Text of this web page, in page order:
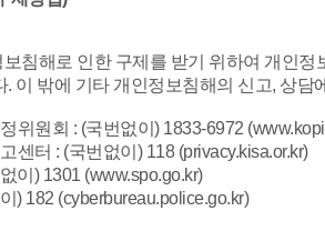
침해로 인한 구제를 받기 위하여 개인
. 이 밖에 기타 개인정보침해의 신고, 상
위원회 : (국번없이) 1833-6972
센터 : (국번없이) 118 (privacy.kisa.or.kr)
이) 1301 (www.spo.go.kr)
) 182 (cyberbureau.police.go.kr)